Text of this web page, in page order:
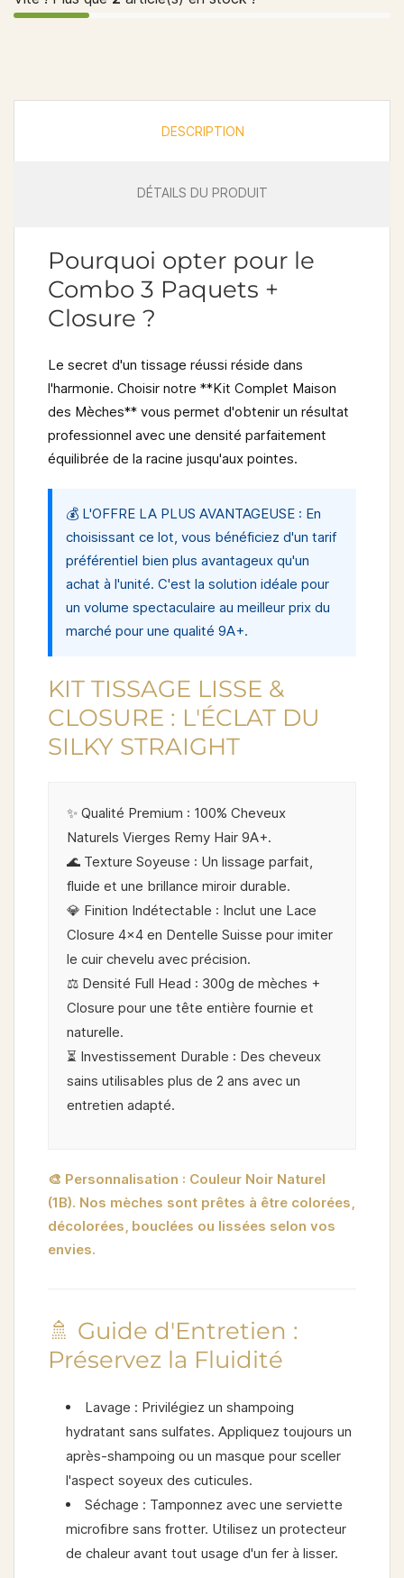
DESCRIPTION
DÉTAILS DU PRODUIT
Pourquoi opter pour le
Combo 3 Paquets +
Closure ?
Le secret d'un tissage réussi réside dans
l'harmonie. Choisir notre **Kit Complet Maison
des Mèches** vous permet d'obtenir un résultat
professionnel avec une densité parfaitement
équilibrée de la racine jusqu'aux pointes.
💰 L'OFFRE LA PLUS AVANTAGEUSE : En
choisissant ce lot, vous bénéficiez d'un tarif
préférentiel bien plus avantageux qu'un
achat à l'unité. C'est la solution idéale pour
un volume spectaculaire au meilleur prix du
marché pour une qualité 9A+.
KIT TISSAGE LISSE &
CLOSURE : L'ÉCLAT DU
SILKY STRAIGHT
✨ Qualité Premium : 100% Cheveux
Naturels Vierges Remy Hair 9A+.
🌊 Texture Soyeuse : Un lissage parfait,
fluide et une brillance miroir durable.
💎 Finition Indétectable : Inclut une Lace
Closure 4x4 en Dentelle Suisse pour imiter
le cuir chevelu avec précision.
⚖️ Densité Full Head : 300g de mèches +
Closure pour une tête entière fournie et
naturelle.
⏳ Investissement Durable : Des cheveux
sains utilisables plus de 2 ans avec un
entretien adapté.
🎨 Personnalisation : Couleur Noir Naturel
(1B). Nos mèches sont prêtes à être colorées,
décolorées, bouclées ou lissées selon vos
envies.
🚿 Guide d'Entretien :
Préservez la Fluidité
Lavage : Privilégiez un shampoing
hydratant sans sulfates. Appliquez toujours un
après-shampoing ou un masque pour sceller
l'aspect soyeux des cuticules.
Séchage : Tamponnez avec une serviette
microfibre sans frotter. Utilisez un protecteur
de chaleur avant tout usage d'un fer à lisser.